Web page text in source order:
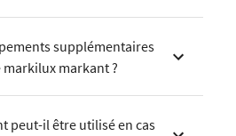
supplémentaires
markant ?
peut-il être utilisé en cas